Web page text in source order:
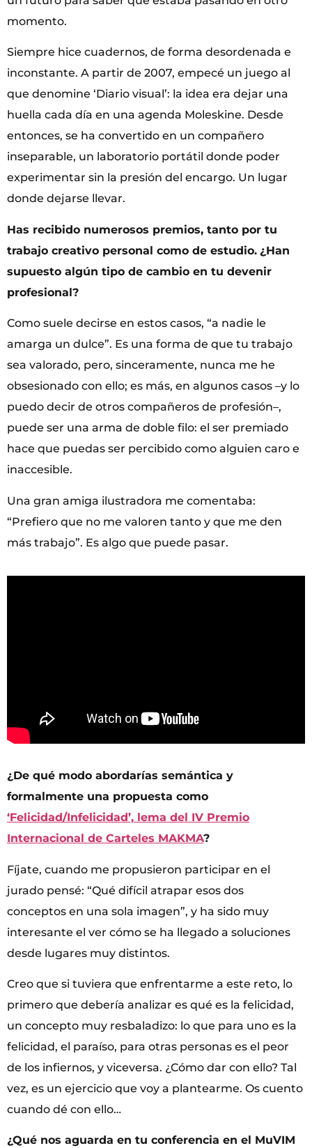
momento.
Siempre hice cuadernos, de forma desordenada e
inconstante. A partir de 2007, empecé un juego al
que denomine ‘Diario visual’: la idea era dejar una
huella cada día en una agenda Moleskine. Desde
entonces, se ha convertido en un compañero
inseparable, un laboratorio portátil donde poder
experimentar sin la presión del encargo. Un lugar
donde dejarse llevar.
Has recibido numerosos premios, tanto por tu
trabajo creativo personal como de estudio. ¿Han
supuesto algún tipo de cambio en tu devenir
profesional?
Como suele decirse en estos casos, “a nadie le
amarga un dulce”. Es una forma de que tu trabajo
sea valorado, pero, sinceramente, nunca me he
obsesionado con ello; es más, en algunos casos –y lo
puedo decir de otros compañeros de profesión–,
puede ser una arma de doble filo: el ser premiado
hace que puedas ser percibido como alguien caro e
inaccesible.
Una gran amiga ilustradora me comentaba:
“Prefiero que no me valoren tanto y que me den
más trabajo”. Es algo que puede pasar.
¿De qué modo abordarías semántica y
formalmente una propuesta como
‘Felicidad/Infelicidad’, lema del IV Premio
Internacional de Carteles MAKMA?
Fíjate, cuando me propusieron participar en el
jurado pensé: “Qué difícil atrapar esos dos
conceptos en una sola imagen”, y ha sido muy
interesante el ver cómo se ha llegado a soluciones
desde lugares muy distintos.
Creo que si tuviera que enfrentarme a este reto, lo
primero que debería analizar es qué es la felicidad,
un concepto muy resbaladizo: lo que para uno es la
felicidad, el paraíso, para otras personas es el peor
de los infiernos, y viceversa. ¿Cómo dar con ello? Tal
vez, es un ejercicio que voy a plantearme. Os cuento
cuando dé con ello…
¿Qué nos aguarda en tu conferencia en el MuVIM